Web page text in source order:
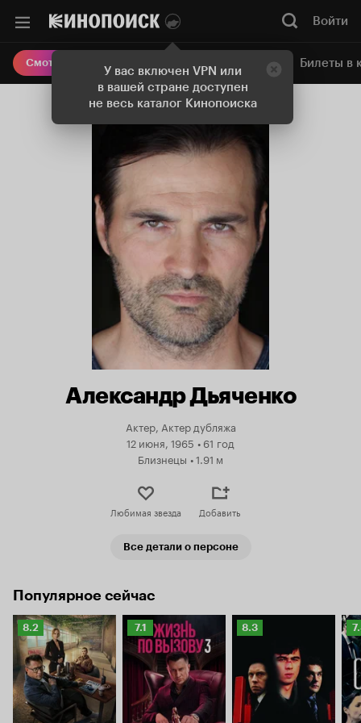
У вас включен VPN или
в вашей стране доступен
не весь каталог Кинопоиска
Войти
Смотреть кино Онлайн-кинотеатр Билеты в
Александр Дьяченко
Актер, Актер дубляжа
12 июня, 1965 • 61 год
Близнецы •1.91 м
Любимая звезда Добавить
Все детали о персоне
Популярное сейчас
Рейтинг
Кинопоиска
8.2
8.2
Рейтинг
Кинопоиска
7.1
7.1
Рейтинг
8.3